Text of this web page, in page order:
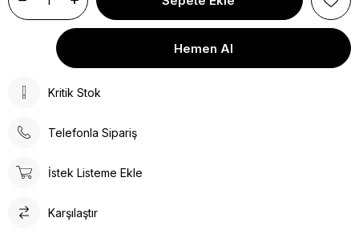
Kritik Stok
Telefonla Sipariş
İstek Listeme Ekle
Karşılaştır